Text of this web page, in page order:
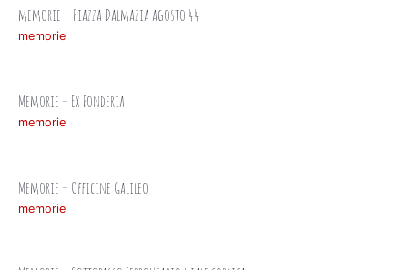
memorie – Piazza Dalmazia agosto 44
memorie
Memorie – Ex Fonderia
memorie
Memorie – Officine Galileo
memorie